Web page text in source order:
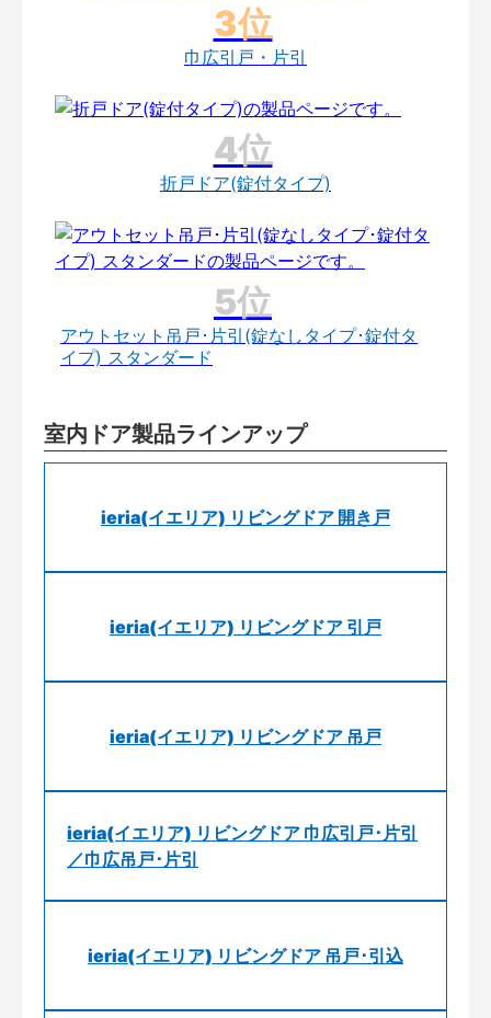
巾広引戸・片引
折戸ドア(錠付タイプ)
アウトセット吊戸･片引(錠なしタイプ･錠付タ
イプ) スタンダード
室内ドア製品ラインアップ
ieria(イエリア) リビングドア 開き戸
ieria(イエリア) リビングドア 引戸
ieria(イエリア) リビングドア 吊戸
ieria(イエリア) リビングドア 巾広引戸･片引
／巾広吊戸･片引
ieria(イエリア) リビングドア 吊戸･引込